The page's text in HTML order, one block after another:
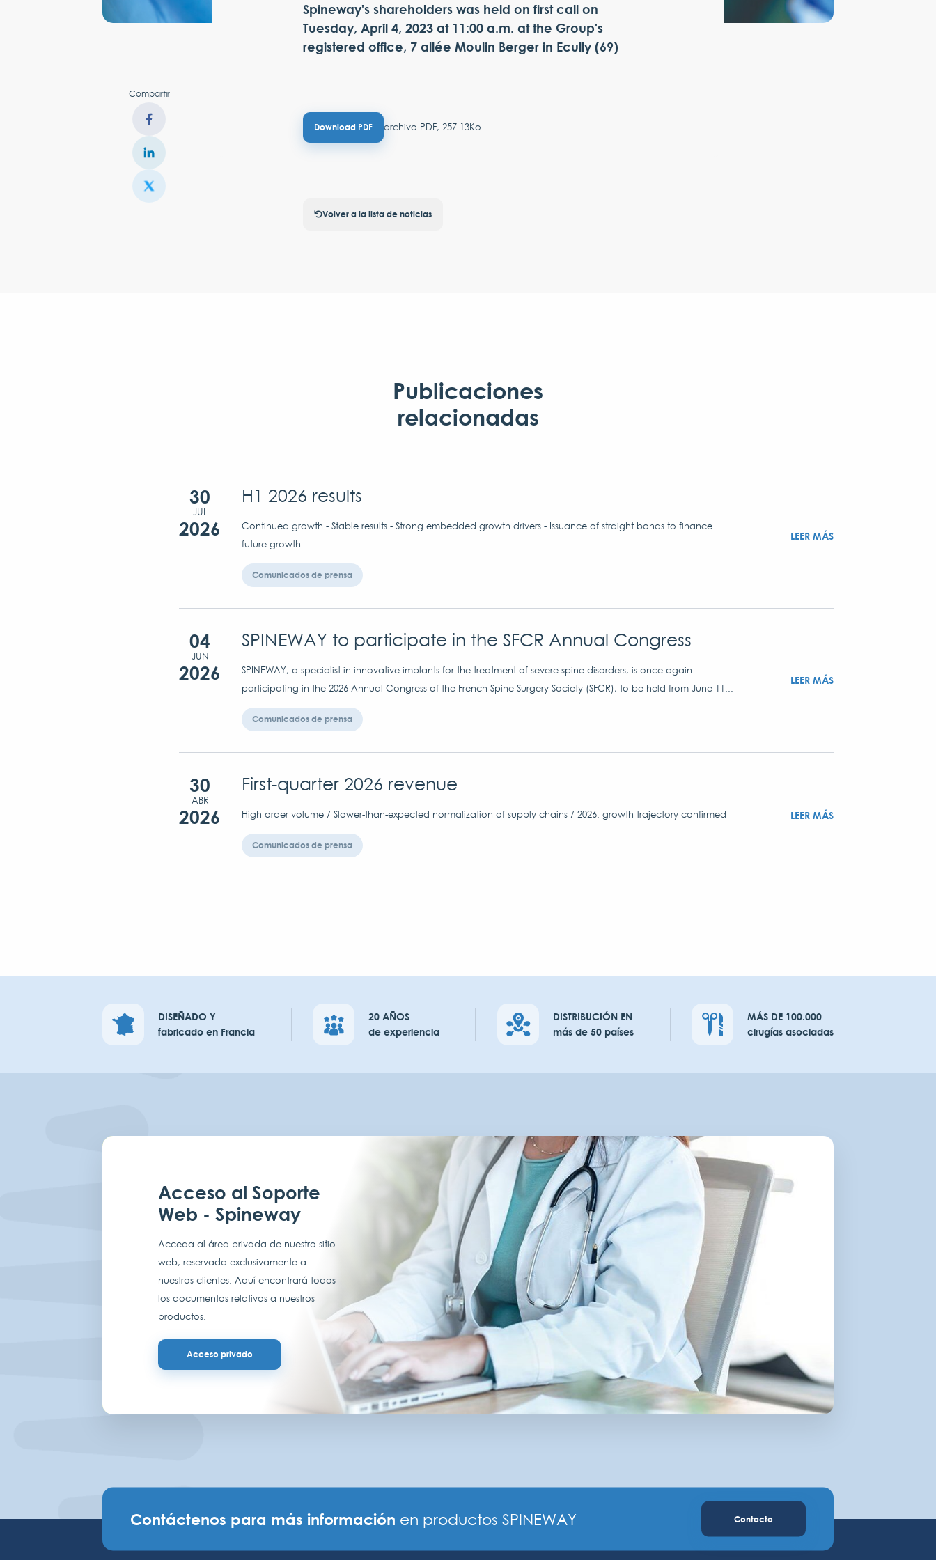
Compartir
Spineway's shareholders was held on first call on
Tuesday, April 4, 2023 at 11:00 a.m. at the Group's
registered office, 7 allée Moulin Berger in Ecully (69)
Download PDF archivo PDF, 257.13Ko
Volver a la lista de noticias
Publicaciones
relacionadas
30
JUL
2026
H1 2026 results
Continued growth - Stable results - Strong embedded growth drivers - Issuance of straight bonds to finance
future growth
Comunicados de prensa
LEER MÁS
04
JUN
2026
SPINEWAY to participate in the SFCR Annual Congress
SPINEWAY, a specialist in innovative implants for the treatment of severe spine disorders, is once again
participating in the 2026 Annual Congress of the French Spine Surgery Society (SFCR), to be held from June 11...
Comunicados de prensa
LEER MÁS
30
ABR
2026
First-quarter 2026 revenue
High order volume / Slower-than-expected normalization of supply chains / 2026: growth trajectory confirmed
Comunicados de prensa
LEER MÁS
DISEÑADO Y
fabricado en Francia
20 AÑOS
de experiencia
DISTRIBUCIÓN EN
más de 50 países
MÁS DE 100.000
cirugías asociadas
Acceso al Soporte
Web - Spineway
Acceda al área privada de nuestro sitio
web, reservada exclusivamente a
nuestros clientes. Aquí encontrará todos
los documentos relativos a nuestros
productos.
Acceso privado
Contáctenos para más información en productos SPINEWAY Contacto